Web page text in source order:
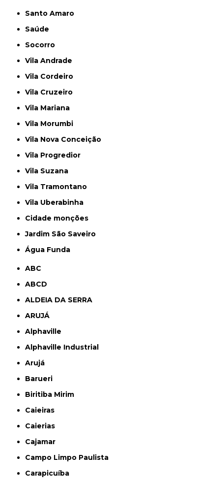
Santo Amaro
Saúde
Socorro
Vila Andrade
Vila Cordeiro
Vila Cruzeiro
Vila Mariana
Vila Morumbi
Vila Nova Conceição
Vila Progredior
Vila Suzana
Vila Tramontano
Vila Uberabinha
cidade monções
jardim São Saveiro
Água Funda
ABC
ABCD
ALDEIA DA SERRA
ARUJÁ
Alphaville
Alphaville Industrial
Arujá
Barueri
Biritiba Mirim
Caieiras
Caierias
Cajamar
Campo Limpo Paulista
Carapicuíba